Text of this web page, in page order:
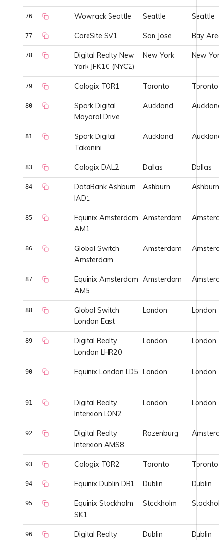
76 Wowrack Seattle Seattle Seattle
77 CoreSite SV1 San Jose Bay
78
Digital Realty New
York JFK10 (NYC2)
New York New
79 Cologix TOR1 Toronto Toronto
80
Spark Digital
Mayoral Drive
Auckland
81
Spark Digital
Takanini
Auckland
83 Cologix DAL2 Dallas Dallas
84
DataBank Ashburn
IAD1
Ashburn Ashburn
85
Equinix Amsterdam
AM1
Amsterdam
86
Global Switch
Amsterdam
Amsterdam
87
Equinix Amsterdam
AM5
Amsterdam
88
Global Switch
London East
London London
89
Digital Realty
London LHR20
London London
90 Equinix London LD5 London London
91
Digital Realty
Interxion LON2
London London
92
Digital Realty
Interxion AMS8
Rozenburg
93 Cologix TOR2 Toronto Toronto
94 Equinix Dublin DB1 Dublin Dublin
95
Equinix Stockholm
SK1
Stockholm
96
Digital Realty
Dublin Dublin